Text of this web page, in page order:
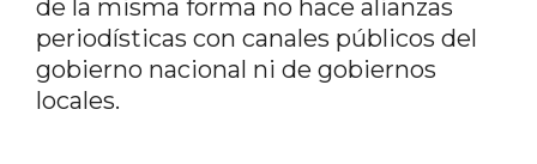
de la misma forma no hace alianzas
periodísticas con canales públicos del
gobierno nacional ni de gobiernos
locales.